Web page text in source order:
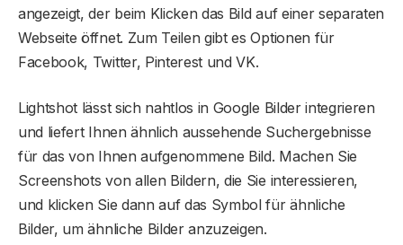
angezeigt, der beim Klicken das Bild auf einer separaten
Webseite öffnet. Zum Teilen gibt es Optionen für
Facebook, Twitter, Pinterest und VK.
Lightshot lässt sich nahtlos in Google Bilder integrieren
und liefert Ihnen ähnlich aussehende Suchergebnisse
für das von Ihnen aufgenommene Bild. Machen Sie
Screenshots von allen Bildern, die Sie interessieren,
und klicken Sie dann auf das Symbol für ähnliche
Bilder, um ähnliche Bilder anzuzeigen.